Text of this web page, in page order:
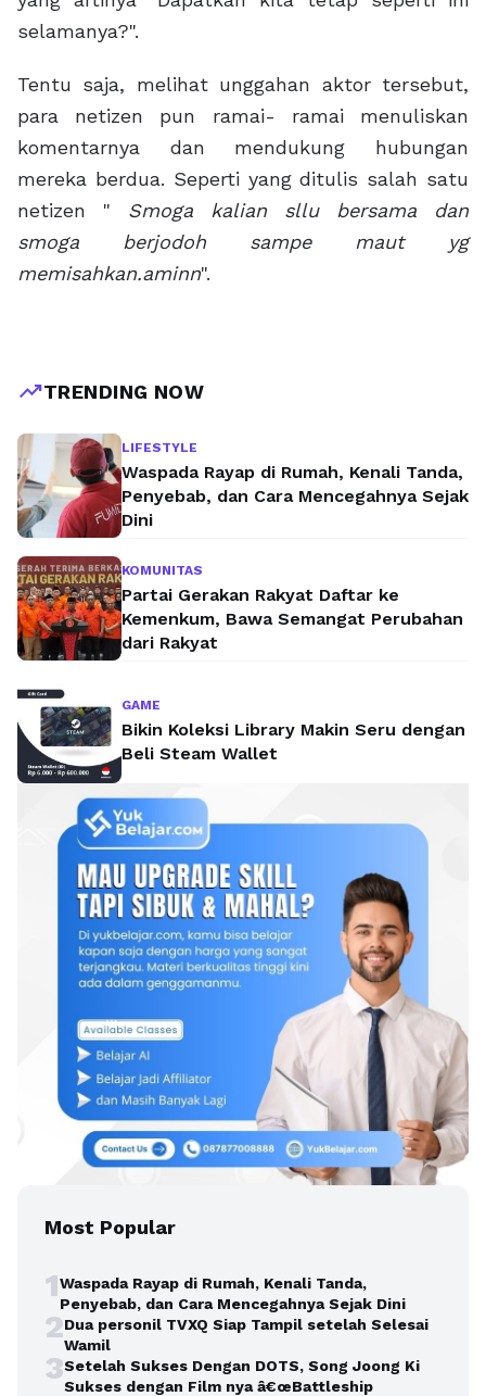
selamanya?".
Tentu saja, melihat unggahan aktor tersebut,
para netizen pun ramai- ramai menuliskan
komentarnya dan mendukung hubungan
mereka berdua. Seperti yang ditulis salah satu
netizen " Smoga kalian sllu bersama dan
smoga berjodoh sampe maut yg
memisahkan.aminn".
trending_upTRENDING NOW
LIFESTYLE
Waspada Rayap di Rumah, Kenali Tanda,
Penyebab, dan Cara Mencegahnya Sejak
Dini
KOMUNITAS
Partai Gerakan Rakyat Daftar ke
Kemenkum, Bawa Semangat Perubahan
dari Rakyat
GAME
Bikin Koleksi Library Makin Seru dengan
Beli Steam Wallet
Most Popular
1Waspada Rayap di Rumah, Kenali Tanda,
Penyebab, dan Cara Mencegahnya Sejak Dini
2Dua personil TVXQ Siap Tampil setelah Selesai
Wamil
3Setelah Sukses Dengan DOTS, Song Joong Ki
Sukses dengan Film nya â€œBattleship